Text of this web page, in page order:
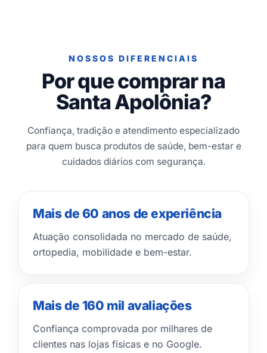
NOSSOS DIFERENCIAIS
Por que comprar na
Santa Apolônia?
Confiança, tradição e atendimento especializado
para quem busca produtos de saúde, bem-estar e
cuidados diários com segurança.
Mais de 60 anos de experiência
Atuação consolidada no mercado de saúde,
ortopedia, mobilidade e bem-estar.
Mais de 160 mil avaliações
Confiança comprovada por milhares de
clientes nas lojas físicas e no Google.